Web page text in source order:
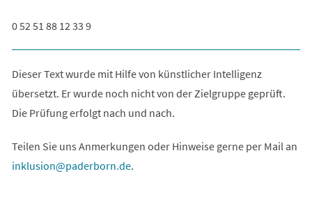
0 52 51 88 12 33 9
Dieser Text wurde mit Hilfe von künstlicher Intelligenz
übersetzt. Er wurde noch nicht von der Zielgruppe geprüft.
Die Prüfung erfolgt nach und nach.
Teilen Sie uns Anmerkungen oder Hinweise gerne per Mail an
inklusion
paderborn de.